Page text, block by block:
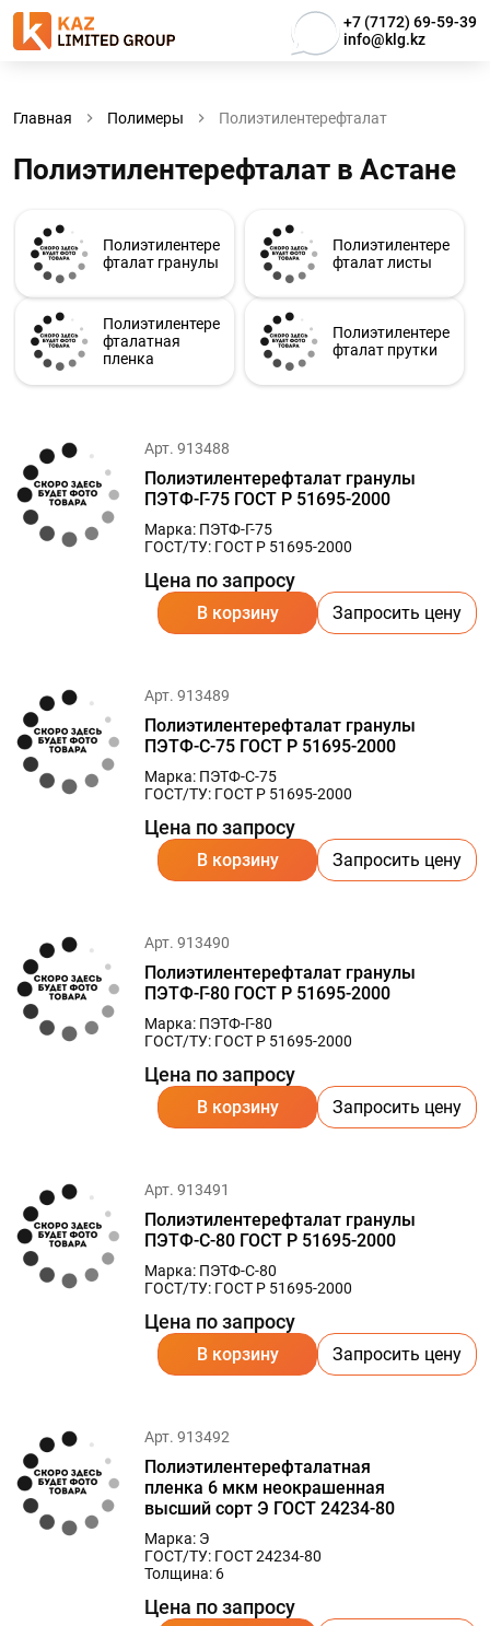
+7 (7172) 69-59-39
info@klg.kz
Главная Полимеры Полиэтилентерефталат
Полиэтилентерефталат в Астанe
Полиэтилентере
фталат гранулы
Полиэтилентере
фталатная
пленка
Полиэтилентере
фталат листы
Полиэтилентере
фталат прутки
Арт. 913488
Полиэтилентерефталат гранулы
ПЭТФ-Г-75 ГОСТ Р 51695-2000
Марка: ПЭТФ-Г-75
ГОСТ/ТУ: ГОСТ Р 51695-2000
Цена по запросу
В корзину Запросить цену
Арт. 913489
Полиэтилентерефталат гранулы
ПЭТФ-С-75 ГОСТ Р 51695-2000
Марка: ПЭТФ-С-75
ГОСТ/ТУ: ГОСТ Р 51695-2000
Цена по запросу
В корзину Запросить цену
Арт. 913490
Полиэтилентерефталат гранулы
ПЭТФ-Г-80 ГОСТ Р 51695-2000
Марка: ПЭТФ-Г-80
ГОСТ/ТУ: ГОСТ Р 51695-2000
Цена по запросу
В корзину Запросить цену
Арт. 913491
Полиэтилентерефталат гранулы
ПЭТФ-С-80 ГОСТ Р 51695-2000
Марка: ПЭТФ-С-80
ГОСТ/ТУ: ГОСТ Р 51695-2000
Цена по запросу
В корзину Запросить цену
Арт. 913492
Полиэтилентерефталатная
пленка 6 мкм неокрашенная
высший сорт Э ГОСТ 24234-80
Марка: Э
ГОСТ/ТУ: ГОСТ 24234-80
Толщина: 6
Цена по запросу